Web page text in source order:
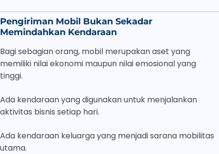
Pengiriman Mobil Bukan Sekadar
Memindahkan Kendaraan
Bagi sebagian orang, mobil merupakan aset yang
memiliki nilai ekonomi maupun nilai emosional yang
tinggi.
Ada kendaraan yang digunakan untuk menjalankan
aktivitas bisnis setiap hari.
Ada kendaraan keluarga yang menjadi sarana mobilitas
utama.